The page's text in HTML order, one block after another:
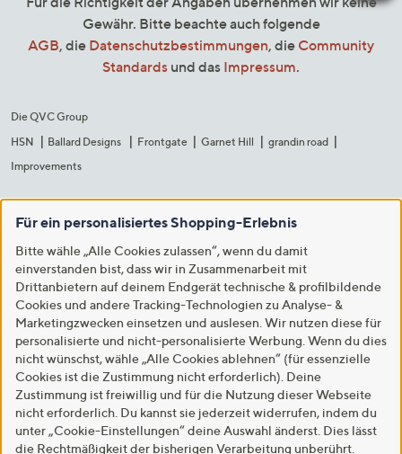
Gewähr. Bitte beachte auch folgende
AGB, die Datenschutzbestimmungen, die Community
Standards und das Impressum.
Die QVC Group
HSN
Ballard Designs Frontgate Garnet Hill
grandin road
Improvements
Für ein personalisiertes Shopping-Erlebnis
Bitte wähle „Alle Cookies zulassen“, wenn du damit
einverstanden bist, dass wir in Zusammenarbeit mit
Drittanbietern auf deinem Endgerät technische & profilbildende
Cookies und andere Tracking-Technologien zu Analyse- &
Marketingzwecken einsetzen und auslesen. Wir nutzen diese für
personalisierte und nicht-personalisierte Werbung. Wenn du dies
nicht wünschst, wähle „Alle Cookies ablehnen“ (für essenzielle
Cookies ist die Zustimmung nicht erforderlich). Deine
Zustimmung ist freiwillig und für die Nutzung dieser Webseite
nicht erforderlich. Du kannst sie jederzeit widerrufen, indem du
unter „Cookie-Einstellungen“ deine Auswahl änderst. Dies lässt
die Rechtmäßigkeit der bisherigen Verarbeitung unberührt.